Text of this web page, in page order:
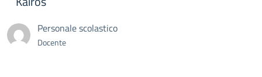
Personale scolastico
Docente